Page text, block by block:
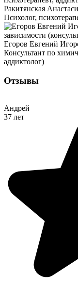
Ракитянская
Психолог,
Егоров Евгений
Консультант по
аддиктолог)
Отзывы
Андрей
37 лет